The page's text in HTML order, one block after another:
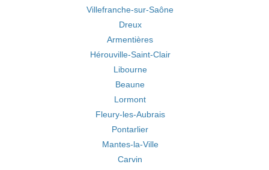
Villefranche-sur-Saône
Dreux
Armentières
Hérouville-Saint-Clair
Libourne
Beaune
Lormont
Fleury-les-Aubrais
Pontarlier
Mantes-la-Ville
Carvin